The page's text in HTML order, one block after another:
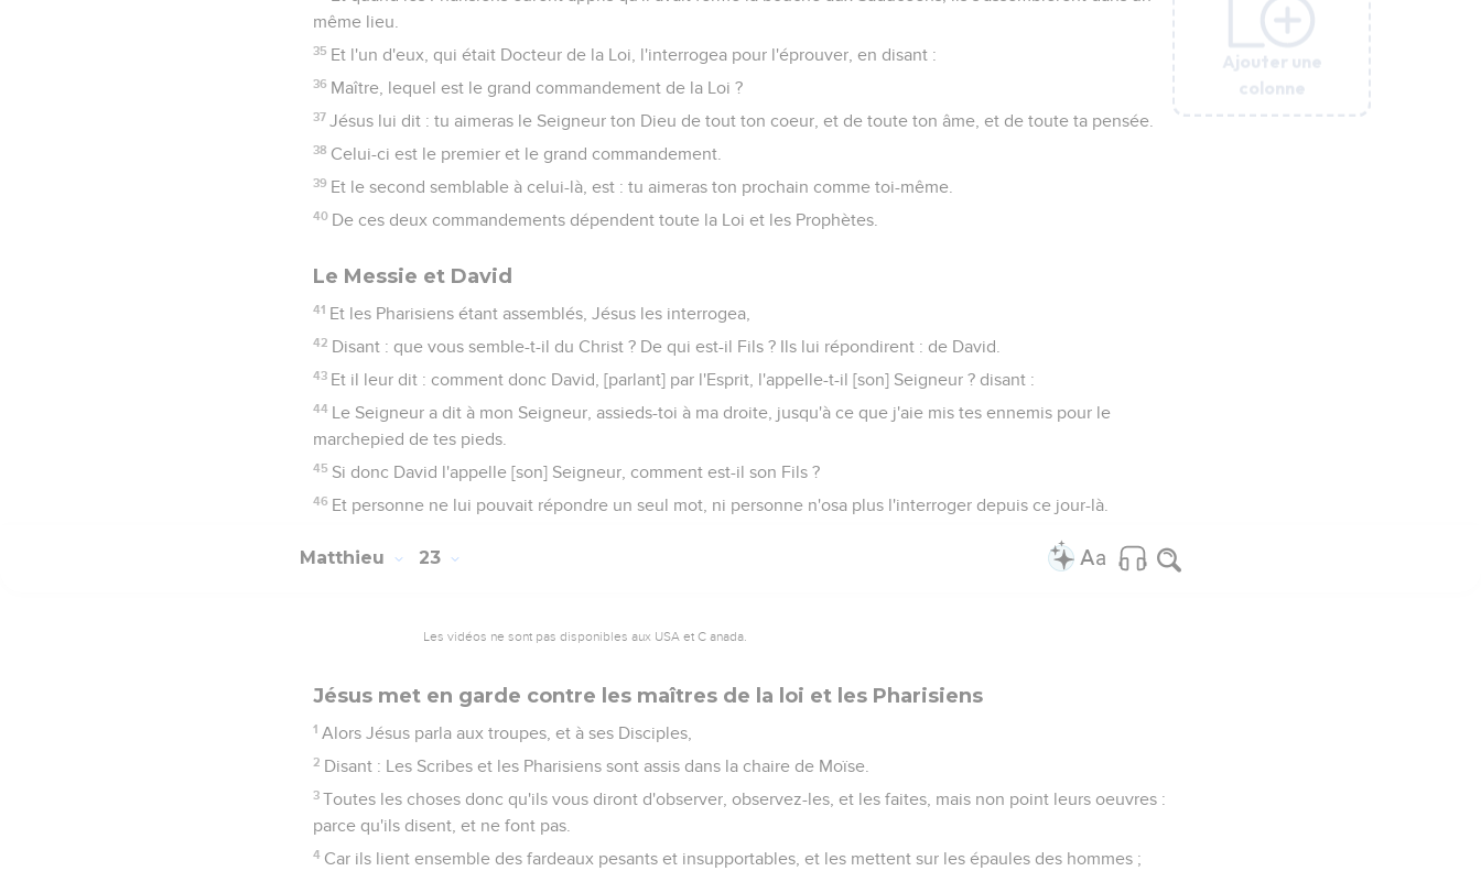
Ajouter une
colonne
même lieu.
35 Et l'un d'eux, qui était Docteur de la Loi, l'interrogea pour l'éprouver, en disant :
36 Maître, lequel est le grand commandement de la Loi ?
37 Jésus lui dit : tu aimeras le Seigneur ton Dieu de tout ton coeur, et de toute ton âme, et de toute ta pensée.
38 Celui-ci est le premier et le grand commandement.
39 Et le second semblable à celui-là, est : tu aimeras ton prochain comme toi-même.
40 De ces deux commandements dépendent toute la Loi et les Prophètes.
Le Messie et David
41 Et les Pharisiens étant assemblés, Jésus les interrogea,
42 Disant : que vous semble-t-il du Christ ? De qui est-il Fils ? Ils lui répondirent : de David.
43 Et il leur dit : comment donc David, [parlant] par l'Esprit, l'appelle-t-il [son] Seigneur ? disant :
44 Le Seigneur a dit à mon Seigneur, assieds-toi à ma droite, jusqu'à ce que j'aie mis tes ennemis pour le
marchepied de tes pieds.
45 Si donc David l'appelle [son] Seigneur, comment est-il son Fils ?
46 Et personne ne lui pouvait répondre un seul mot, ni personne n'osa plus l'interroger depuis ce jour-là.
Ajouter une
colonne
Matthieu 23
Les vidéos ne sont pas disponibles aux USA et C anada.
Jésus met en garde contre les maîtres de la loi et les Pharisiens
1 Alors Jésus parla aux troupes, et à ses Disciples,
2 Disant : Les Scribes et les Pharisiens sont assis dans la chaire de Moïse.
3 Toutes les choses donc qu'ils vous diront d'observer, observez-les, et les faites, mais non point leurs oeuvres :
parce qu'ils disent, et ne font pas.
4 Car ils lient ensemble des fardeaux pesants et insupportables, et les mettent sur les épaules des hommes ;
Ajouter une
colonne
Ajouter une
colonne
Ajouter une
colonne